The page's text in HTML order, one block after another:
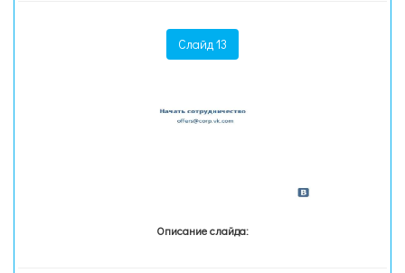
Слайд 13
Описание слайда: